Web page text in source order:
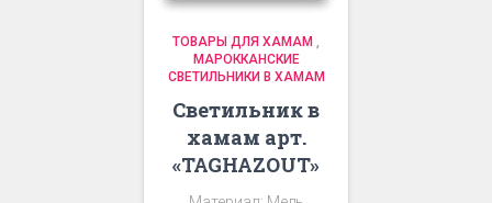
ТОВАРЫ ДЛЯ ХАМАМ ,
МАРОККАНСКИЕ
СВЕТИЛЬНИКИ В ХАМАМ
Светильник в
хамам арт.
«TAGHAZOUT»